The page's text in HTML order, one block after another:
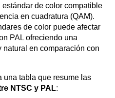
de color compatible
en cuadratura (QAM).
de color puede afectar
PAL ofreciendo una
natural en comparación con
una tabla que resume las
NTSC y PAL: